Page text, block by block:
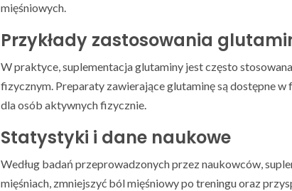
mięśniowych.
Przykłady zastosowania
W praktyce, suplementacja glutaminy jest często
fizycznym. Preparaty zawierające glutaminę są dostępne
dla osób aktywnych fizycznie.
Statystyki i dane naukowe
Według badań przeprowadzonych przez naukowców,
mięśniach, zmniejszyć ból mięśniowy po treningu oraz